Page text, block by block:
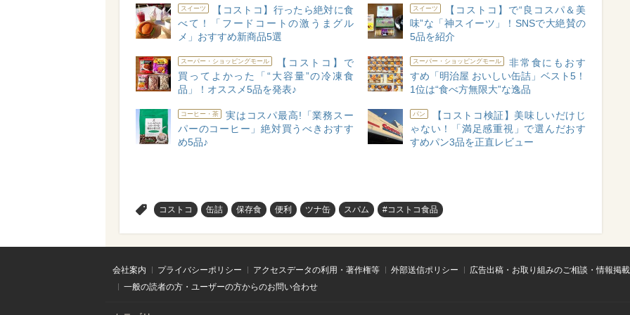
スイーツ
【コストコ】行ったら絶対に食
べて！「フードコートの激うまグル
メ」おすすめ新商品5選
スイーツ
【コストコ】で“良コスパ＆美
味”な「神スイーツ」！SNSで大絶賛の
5品を紹介
スーパー・ショッピングモール
【コストコ】で
買ってよかった「“大容量”の冷凍食
品」！オススメ5品を発表♪
スーパー・ショッピングモール
非常食にもおす
すめ「明治屋 おいしい缶詰」ベスト5！
1位は“食べ方無限大”な逸品
コーヒー・茶
実はコスパ最高!「業務スー
パーのコーヒー」絶対買うべきおすす
め5品♪
パン
【コストコ検証】美味しいだけじ
ゃない！「満足感重視」で選んだおす
すめパン3品を正直レビュー
コストコ 缶詰 保存食 便利 ツナ缶 スパム #コストコ食品
会社案内 プライバシーポリシー アクセスデータの利用・著作権等 外部送信ポリシー
広告出稿・お取り組みのご相談・情報掲
一般の読者の方・ユーザーの方からのお問い合わせ